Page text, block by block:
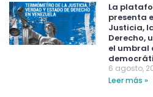
La
presenta
Justicia,
Derecho,
el umbral
6 agosto,
Leer más »